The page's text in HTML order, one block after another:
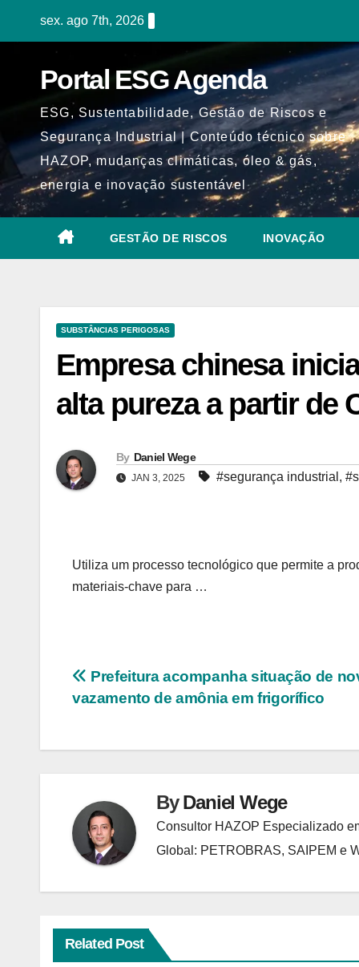
sex. ago 7th, 2026
Portal ESG Agenda
ESG, Sustentabilidade, Gestão de Riscos e
Segurança Industrial | Conteúdo técnico sobre
HAZOP, mudanças climáticas, óleo & gás,
energia e inovação sustentável
GESTÃO DE RISCOS INOVAÇÃO
SUBSTÂNCIAS PERIGOSAS
Empresa chinesa
alta pureza a partir de
By Daniel Wege
JAN 3, 2025 #segurança industrial ,
Utiliza um processo tecnológico que permite a
materiais-chave para …
Navegação
Post
Prefeitura acompanha situação de
vazamento de amônia em frigorífico
ByDaniel Wege
Consultor HAZOP Especializado
Global: PETROBRAS, SAIPEM e
Related Post
EXPLOSÕES